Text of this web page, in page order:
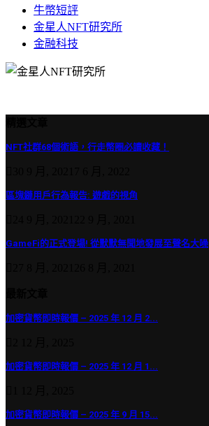
牛幣短評
金星人NFT研究所
金融科技
NFT社群68個術語，行走幣圈必讀收藏！
區塊鏈用戶行為報告: 遊戲的視角
GameFi的正式登場! 從默默無聞地發展至聲名大噪
加密貨幣即時報價 – 2025 年 12 月 2...
加密貨幣即時報價 – 2025 年 12 月 1...
加密貨幣即時報價 – 2025 年 9 月 15...